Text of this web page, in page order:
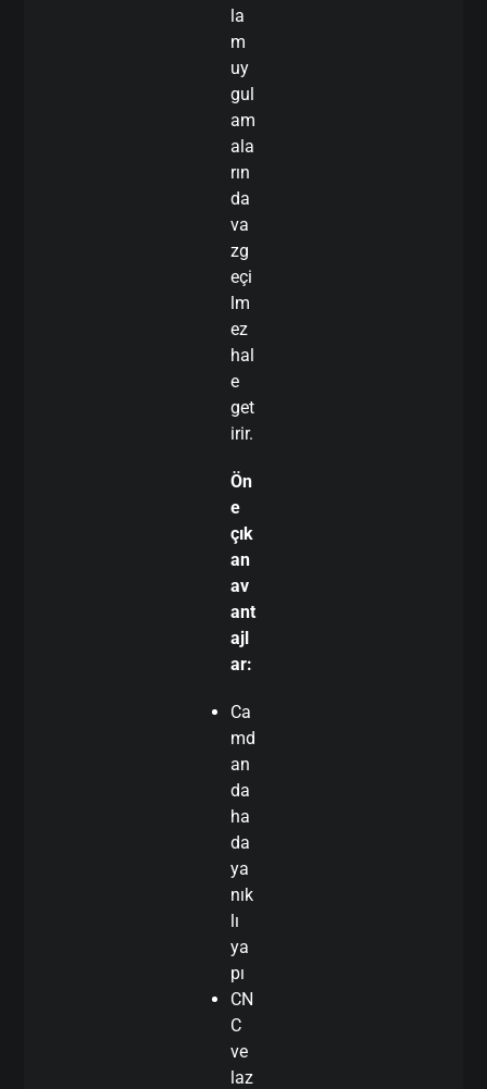
la
m
uy
gul
am
ala
rın
da
va
zg
eçi
lm
ez
hal
e
get
irir.
Ön
e
çık
an
av
ant
ajl
ar:
Ca
md
an
da
ha
da
ya
nık
lı
ya
pı
CN
C
ve
laz